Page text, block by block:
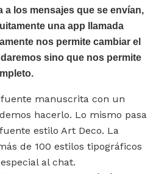
a los mensajes que se envían,
una app llamada
nos permite cambiar el
sino que nos permite
manuscrita con un
hacerlo. Lo mismo pasa
estilo Art Deco. La
de 100 estilos tipográficos
al chat.